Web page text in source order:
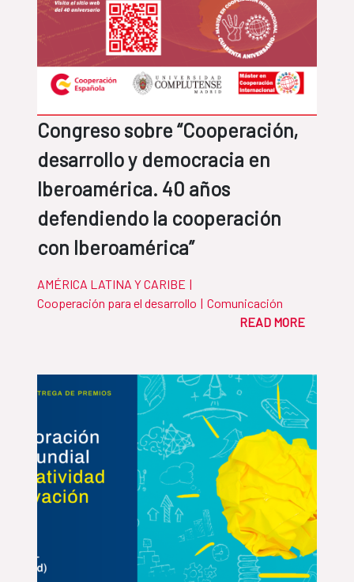
Congreso sobre “Cooperación,
desarrollo y democracia en
Iberoamérica. 40 años
defendiendo la cooperación
con Iberoamérica”
AMÉRICA LATINA Y CARIBE |
Cooperación para el desarrollo | Comunicación
READ MORE